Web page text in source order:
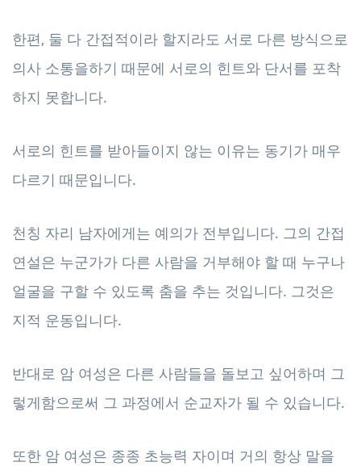
한편, 둘 다 간접적이라 할지라도 서로 다른 방식으로
의사 소통을하기 때문에 서로의 힌트와 단서를 포착
하지 못합니다.
서로의 힌트를 받아들이지 않는 이유는 동기가 매우
다르기 때문입니다.
천칭 자리 남자에게는 예의가 전부입니다. 그의 간접
연설은 누군가가 다른 사람을 거부해야 할 때 누구나
얼굴을 구할 수 있도록 춤을 추는 것입니다. 그것은
지적 운동입니다.
반대로 암 여성은 다른 사람들을 돌보고 싶어하며 그
렇게함으로써 그 과정에서 순교자가 될 수 있습니다.
또한 암 여성은 종종 초능력 자이며 거의 항상 말을